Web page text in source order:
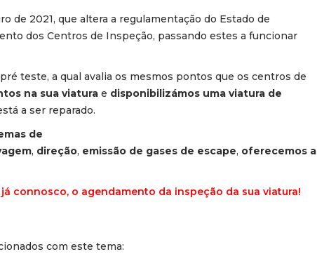
de 2021, que altera a regulamentação do Estado de
dos Centros de Inspeção, passando estes a funcionar
teste, a qual avalia os mesmos pontos que os centros de
na sua viaturae disponibilizámos uma viatura de
a ser reparado.
de
, direção, emissão de gases de escape, oferecemos a
já connosco, o agendamento da inspeção da sua viatura!
com este tema: